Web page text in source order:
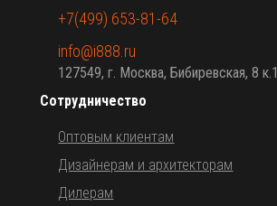
Сотрудничество
Оптовым клиентам
Дизайнерам и архитекторам
Дилерам
+7(499) 653-81-64
info@i888.ru
127549, г. Москва, Бибиревская, 8 к.1